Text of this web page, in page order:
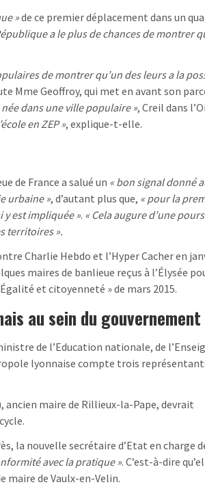
»de ce premier déplacement dans un
a le plus de chances de montrer
de montrer qu’un des leurs a la
Mme Geoffroy, qui met en avant son
née dans une ville populaire », Creil dans
en ZEP », explique-t-elle.
de France a salué un « bon signal donné
urbaine », d’autant plus que, « pour la
y est impliquée ». « Cela augure d’une
territoires ».
Charlie Hebdo et l’Hyper Cacher en
maires de banlieue reçus à l’Élysée
et citoyenneté » de mars 2015.
au sein du gouvernement
de l’Education nationale, de
lyonnaise compte trois
ancien maire de Rillieux-la-Pape, devrait
la nouvelle secrétaire d’Etat en charge
avec la pratique ». C’est-à-dire
de Vaulx-en-Velin.